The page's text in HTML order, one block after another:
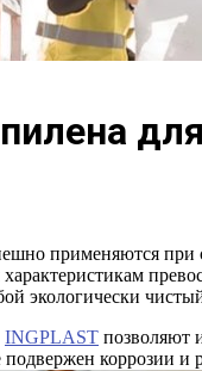
применяются
экологически
INGPLAST позволяют
коррозии и